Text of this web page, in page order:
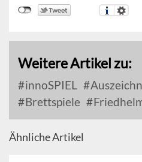
Weitere Artikel zu:
innoSPIEL
Brettspiele
Ähnliche Artikel